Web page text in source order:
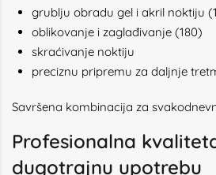
grublju obradu gel i akril noktiju
oblikovanje i zaglađivanje (180)
skraćivanje noktiju
preciznu pripremu za daljnje
Savršena kombinacija za
Profesionalna
dugotrajnu upotrebu